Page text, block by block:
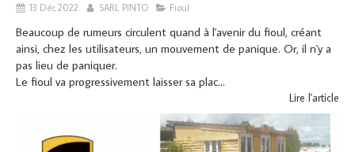
13 Déc 2022 SARL PINTO Fioul
Beaucoup de rumeurs circulent quand à l'avenir du fioul, créant
ainsi, chez les utilisateurs, un mouvement de panique. Or, il n'y a
pas lieu de paniquer.
Le fioul va progressivement laisser sa plac...
Lire l'article